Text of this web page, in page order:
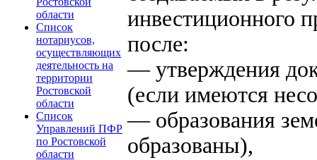
области
Список
нотариусов,
осуществляющих
деятельность на
территории
Ростовской
области
Список
Управлений ПФР
по Ростовской
области
инвестиционного
после:
— утверждения
(если имеются
— образования
образованы),